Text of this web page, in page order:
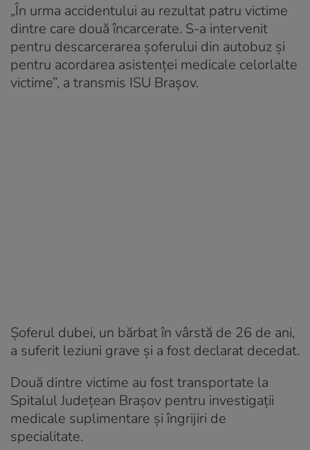
„În urma accidentului au rezultat patru victime
dintre care două încarcerate. S-a intervenit
pentru descarcerarea șoferului din autobuz și
pentru acordarea asistenței medicale celorlalte
victime”, a transmis ISU Brașov.
Şoferul dubei, un bărbat în vârstă de 26 de ani,
a suferit leziuni grave şi a fost declarat decedat.
Două dintre victime au fost transportate la
Spitalul Județean Brașov pentru investigații
medicale suplimentare și îngrijiri de
specialitate.